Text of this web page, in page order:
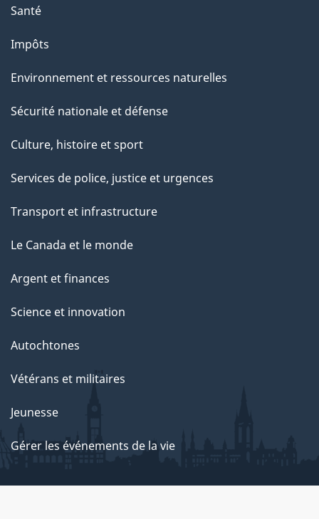
Santé
Impôts
Environnement et ressources naturelles
Sécurité nationale et défense
Culture, histoire et sport
Services de police, justice et urgences
Transport et infrastructure
Le Canada et le monde
Argent et finances
Science et innovation
Autochtones
Vétérans et militaires
Jeunesse
Gérer les événements de la vie